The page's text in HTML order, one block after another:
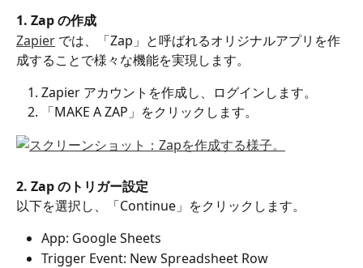
1. Zap の作成
Zapier では、「Zap」と呼ばれるオリジナルアプリを作
成することで様々な機能を実現します。
Zapier アカウントを作成し、ログインします。
「MAKE A ZAP」をクリックします。
2. Zap のトリガー設定
以下を選択し、「Continue」をクリックします。
App: Google Sheets
Trigger Event: New Spreadsheet Row